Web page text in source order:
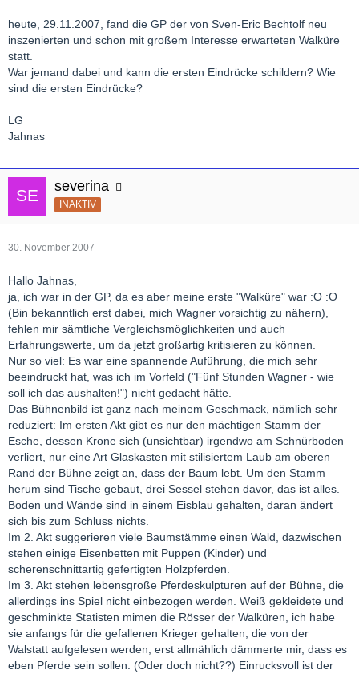
heute, 29.11.2007, fand die GP der von Sven-Eric Bechtolf neu
inszenierten und schon mit großem Interesse erwarteten Walküre
statt.
War jemand dabei und kann die ersten Eindrücke schildern? Wie
sind die ersten Eindrücke?
LG
Jahnas
severina
INAKTIV
30. November 2007
Hallo Jahnas,
ja, ich war in der GP, da es aber meine erste "Walküre" war :O :O
(Bin bekanntlich erst dabei, mich Wagner vorsichtig zu nähern),
fehlen mir sämtliche Vergleichsmöglichkeiten und auch
Erfahrungswerte, um da jetzt großartig kritisieren zu können.
Nur so viel: Es war eine spannende Auführung, die mich sehr
beeindruckt hat, was ich im Vorfeld ("Fünf Stunden Wagner - wie
soll ich das aushalten!") nicht gedacht hätte.
Das Bühnenbild ist ganz nach meinem Geschmack, nämlich sehr
reduziert: Im ersten Akt gibt es nur den mächtigen Stamm der
Esche, dessen Krone sich (unsichtbar) irgendwo am Schnürboden
verliert, nur eine Art Glaskasten mit stilisiertem Laub am oberen
Rand der Bühne zeigt an, dass der Baum lebt. Um den Stamm
herum sind Tische gebaut, drei Sessel stehen davor, das ist alles.
Boden und Wände sind in einem Eisblau gehalten, daran ändert
sich bis zum Schluss nichts.
Im 2. Akt suggerieren viele Baumstämme einen Wald, dazwischen
stehen einige Eisenbetten mit Puppen (Kinder) und
scherenschnittartig gefertigten Holzpferden.
Im 3. Akt stehen lebensgroße Pferdeskulpturen auf der Bühne, die
allerdings ins Spiel nicht einbezogen werden. Weiß gekleidete und
geschminkte Statisten mimen die Rösser der Walküren, ich habe
sie anfangs für die gefallenen Krieger gehalten, die von der
Walstatt aufgelesen werden, erst allmählich dämmerte mir, dass es
eben Pferde sein sollen. (Oder doch nicht??) Einrucksvoll ist der